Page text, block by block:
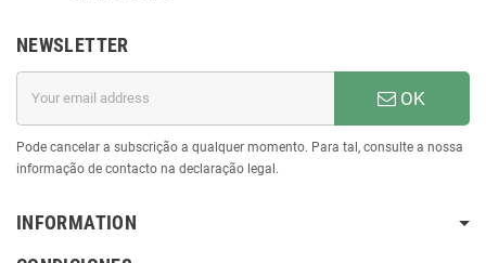
NEWSLETTER
OK
Pode cancelar a subscrição a qualquer momento. Para tal, consulte a nossa
informação de contacto na declaração legal.
INFORMATION